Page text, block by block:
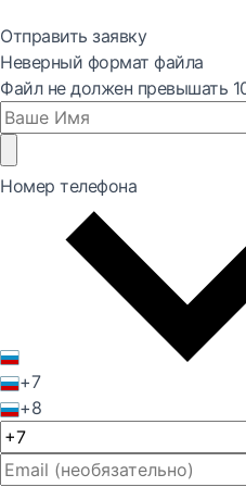
Отправить заявку
Неверный формат файла
Файл не должен превышать
Номер телефона
+7
+8